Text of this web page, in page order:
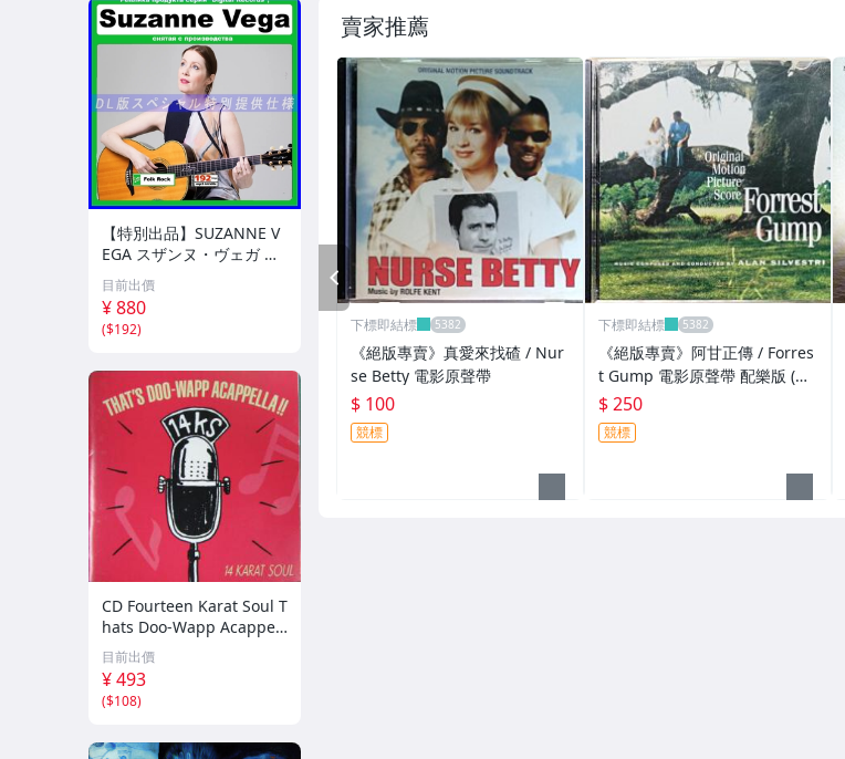
賣家推薦
下標即結標
《絕版專賣》真愛來找碴 / Nur
se Betty 電影原聲帶
$ 100
競標
下標即結標
《絕版專賣》阿甘正傳 / Forres
t Gump 電影原聲帶 配樂版 (歐
版.無IFPI)
$ 250
競標
PREV
【特別出品】SUZANNE V
EGA スザンヌ・ヴェガ 精
選集 100歌 音楽DL(MP3C
D)☆
目前出價
¥ 880
($192)
CD Fourteen Karat Soul T
hats Doo-Wapp Acappell
a PCCY00374 Canyon Int
ernational /00110
目前出價
¥ 493
($108)